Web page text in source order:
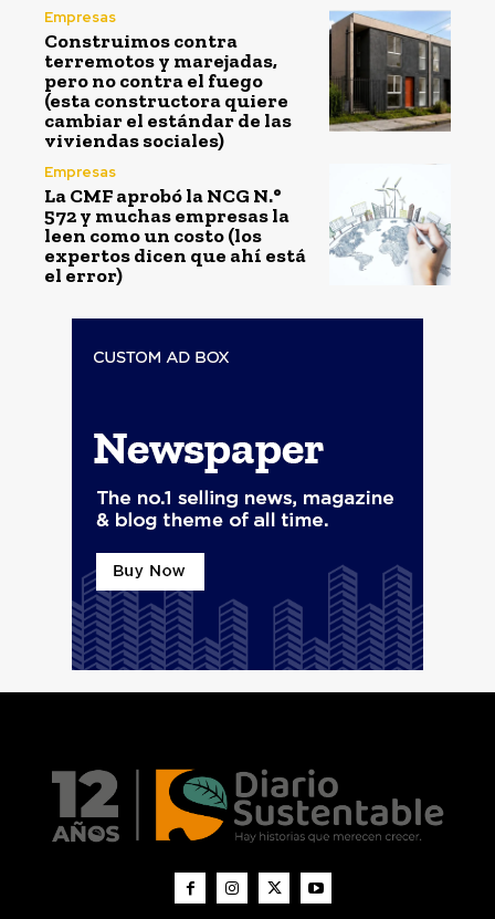
Empresas
Construimos contra
terremotos y marejadas,
pero no contra el fuego
(esta constructora quiere
cambiar el estándar de las
viviendas sociales)
Empresas
La CMF aprobó la NCG N.°
572 y muchas empresas la
leen como un costo (los
expertos dicen que ahí está
el error)